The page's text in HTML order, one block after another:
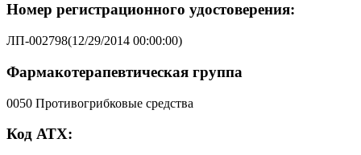
Номер регистрационного удостоверения:
ЛП-002798(12/29/2014 00:00:00)
Фармакотерапевтическая группа
0050 Противогрибковые средства
Код АТХ: